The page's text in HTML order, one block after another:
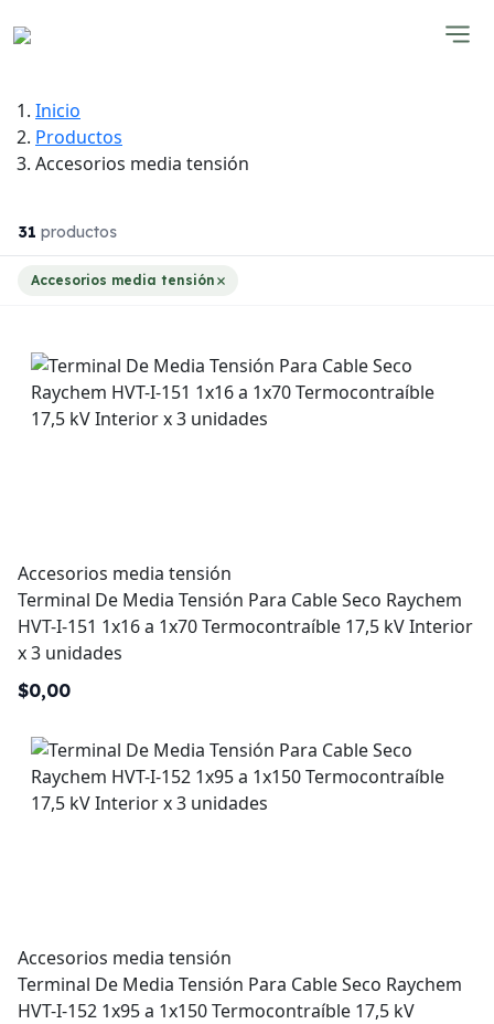
Inicio
Productos
Accesorios media tensión
31 productos
Accesorios media tensión
Accesorios media tensión
Terminal De Media Tensión Para Cable Seco Raychem
HVT-I-151 1x16 a 1x70 Termocontraíble 17,5 kV Interior
x 3 unidades
$0,00
Accesorios media tensión
Terminal De Media Tensión Para Cable Seco Raychem
HVT-I-152 1x95 a 1x150 Termocontraíble 17,5 kV